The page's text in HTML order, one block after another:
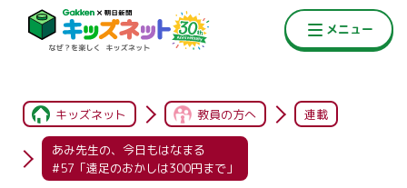
キッズネット 教員の方へ 連載
あみ先生の、今日もはなまる
#57「遠足のおかしは300円まで」